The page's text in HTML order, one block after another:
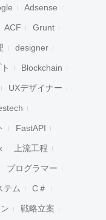
Adsense
ACF Grunt
designer
Blockchain
UXデザイナー
FastAPI
上流工程
プログラマー
テム C＃
戦略立案